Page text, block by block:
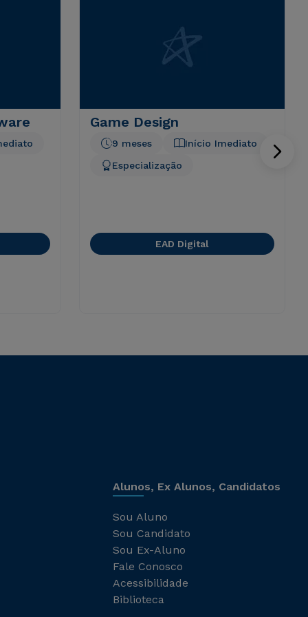
Game Design
Início Imediato
9 meses
Especialização
EAD Digital
Alunos, Ex Alunos, Candidatos
Sou Aluno
Sou Candidato
Sou Ex-Aluno
Fale Conosco
Acessibilidade
Biblioteca